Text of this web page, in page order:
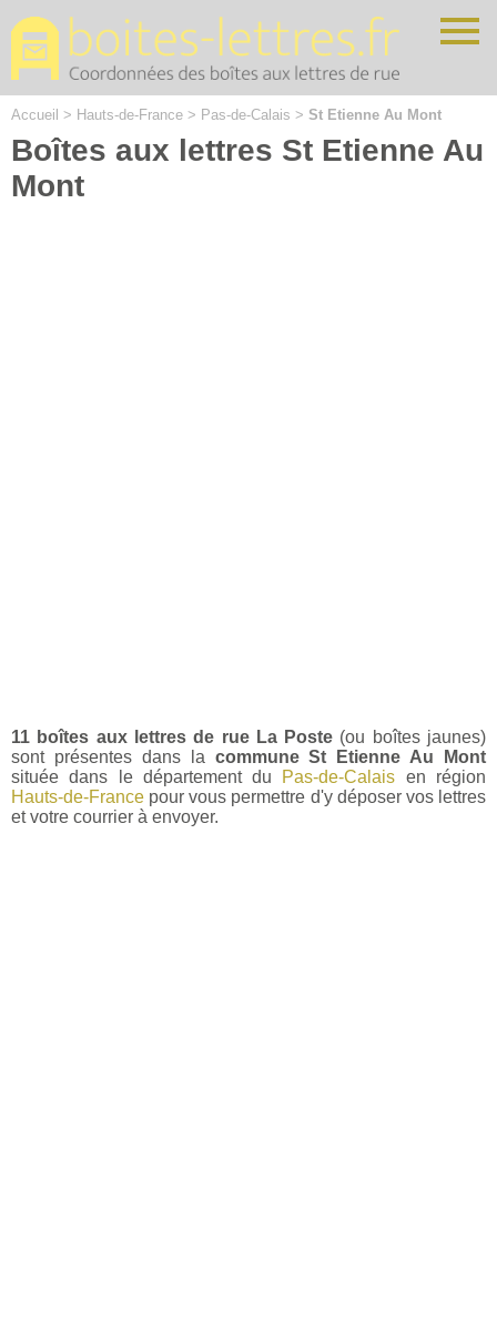
Accueil > Hauts-de-France > Pas-de-Calais > St Etienne Au Mont
Boîtes aux lettres St Etienne Au
Mont
11 boîtes aux lettres de rue La Poste (ou boîtes jaunes)
sont présentes dans la commune St Etienne Au Mont
située dans le département du Pas-de-Calais en région
Hauts-de-France pour vous permettre d'y déposer vos lettres
et votre courrier à envoyer.